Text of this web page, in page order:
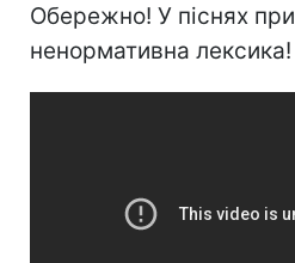
Обережно! У піснях
ненормативна лексика!